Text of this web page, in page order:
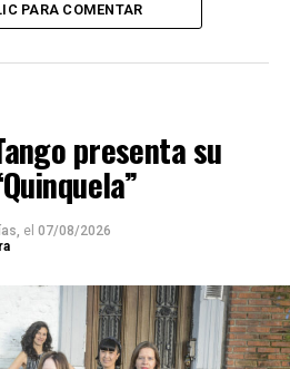
PARA COMENTAR
presenta su
el 07/08/2026